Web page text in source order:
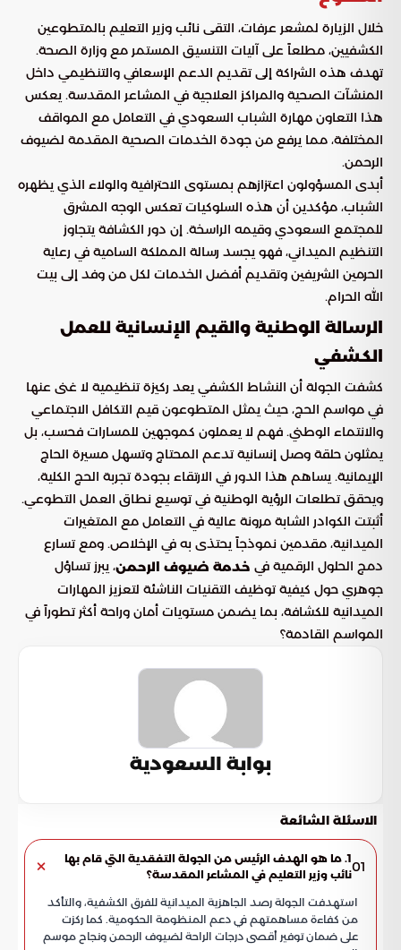
خلال الزيارة لمشعر عرفات، التقى نائب وزير التعليم بالمتطوعين
الكشفيين، مطلعاً على آليات التنسيق المستمر مع وزارة الصحة.
تهدف هذه الشراكة إلى تقديم الدعم الإسعافي والتنظيمي داخل
المنشآت الصحية والمراكز العلاجية في المشاعر المقدسة. يعكس
هذا التعاون مهارة الشباب السعودي في التعامل مع المواقف
المختلفة، مما يرفع من جودة الخدمات الصحية المقدمة لضيوف
الرحمن.
أبدى المسؤولون اعتزازهم بمستوى الاحترافية والولاء الذي يظهره
الشباب، مؤكدين أن هذه السلوكيات تعكس الوجه المشرق
للمجتمع السعودي وقيمه الراسخة. إن دور الكشافة يتجاوز
التنظيم الميداني، فهو يجسد رسالة المملكة السامية في رعاية
الحرمين الشريفين وتقديم أفضل الخدمات لكل من وفد إلى بيت
الله الحرام.
الرسالة الوطنية والقيم الإنسانية للعمل
الكشفي
كشفت الجولة أن النشاط الكشفي يعد ركيزة تنظيمية لا غنى عنها
في مواسم الحج، حيث يمثل المتطوعون قيم التكافل الاجتماعي
والانتماء الوطني. فهم لا يعملون كموجهين للمسارات فحسب، بل
يمثلون حلقة وصل إنسانية تدعم المحتاج وتسهل مسيرة الحاج
الإيمانية. يساهم هذا الدور في الارتقاء بجودة تجربة الحج الكلية،
ويحقق تطلعات الرؤية الوطنية في توسيع نطاق العمل التطوعي.
أثبتت الكوادر الشابة مرونة عالية في التعامل مع المتغيرات
الميدانية، مقدمين نموذجاً يحتذى به في الإخلاص. ومع تسارع
دمج الحلول الرقمية في خدمة ضيوف الرحمن، يبرز تساؤل
جوهري حول كيفية توظيف التقنيات الناشئة لتعزيز المهارات
الميدانية للكشافة، بما يضمن مستويات أمان وراحة أكثر تطوراً في
المواسم القادمة؟
بوابة السعودية
الاسئلة الشائعة
01 1. ما هو الهدف الرئيس من الجولة التفقدية التي قام بها
نائب وزير التعليم في المشاعر المقدسة؟
استهدفت الجولة رصد الجاهزية الميدانية للفرق الكشفية، والتأكد
من كفاءة مساهمتهم في دعم المنظومة الحكومية. كما ركزت
على ضمان توفير أقصى درجات الراحة لضيوف الرحمن ونجاح موسم